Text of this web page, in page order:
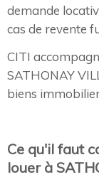
demande
cas de revente
CITI
SATHONAY
biens
Ce qu'il faut
louer à